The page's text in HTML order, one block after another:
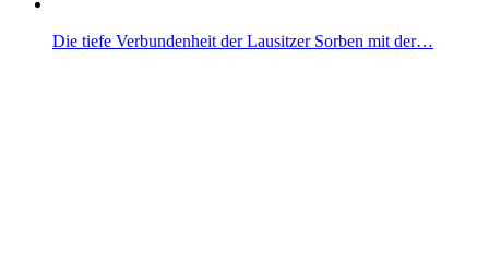
Die tiefe Verbundenheit der Lausitzer Sorben mit der…